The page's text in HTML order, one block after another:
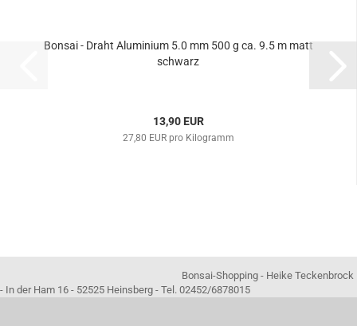
Bonsai - Draht Aluminium 5.0 mm 500 g ca. 9.5 m matt
schwarz
13,90 EUR
27,80 EUR pro Kilogramm
Bonsai-Shopping - Heike Teckenbrock
- In der Ham 16 - 52525 Heinsberg - Tel. 02452/6878015